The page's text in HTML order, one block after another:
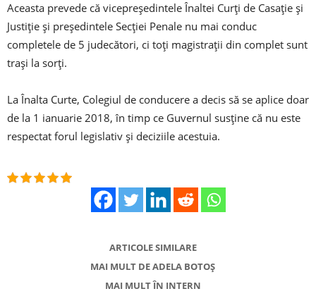
Aceasta prevede că vicepreşedintele Înaltei Curţi de Casaţie şi
Justiţie şi preşedintele Secţiei Penale nu mai conduc
completele de 5 judecători, ci toţi magistraţii din complet sunt
traşi la sorţi.
La Înalta Curte, Colegiul de conducere a decis să se aplice doar
de la 1 ianuarie 2018, în timp ce Guvernul susţine că nu este
respectat forul legislativ şi deciziile acestuia.
ARTICOLE SIMILARE
MAI MULT DE ADELA BOTOȘ
MAI MULT ÎN INTERN